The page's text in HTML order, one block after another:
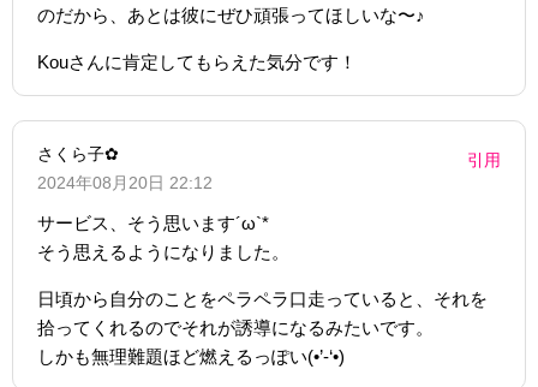
のだから、あとは彼にぜひ頑張ってほしいな〜♪
Kouさんに肯定してもらえた気分です！
さくら子✿
2024年08月20日 22:12
引用
サービス、そう思います´ω`*
そう思えるようになりました。
日頃から自分のことをペラペラ口走っていると、それを
拾ってくれるのでそれが誘導になるみたいです。
しかも無理難題ほど燃えるっぽい(•’-‘•)